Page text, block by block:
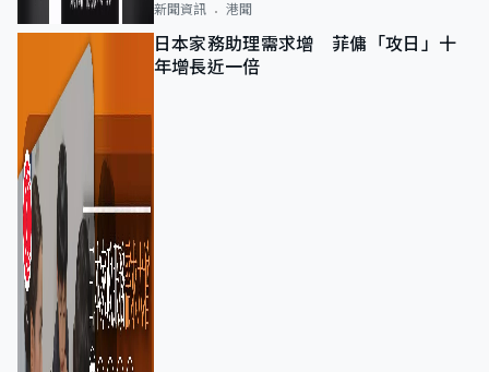
新聞資訊 港聞
日本家務助理需求增 菲傭「攻日」十
年增長近一倍